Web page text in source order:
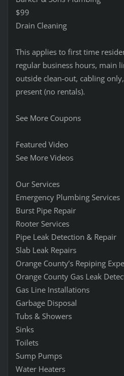
$99
Drain Cleaning
This applies to first time
regular business hours, main
outside clean-out, cabling
present (no rentals).
See More Coupons
Featured Video
See More Videos
Our Services
Emergency Plumbing Services
Burst Pipe Repair
Rooter Services
Pipe Leak Detection & Repair
Slab Leak Repairs
Orange County’s Repiping
Orange County Gas Leak
Gas Line Installations
Garbage Disposal
Tubs & Showers
Sinks
Toilets
Sump Pumps
Water Heaters